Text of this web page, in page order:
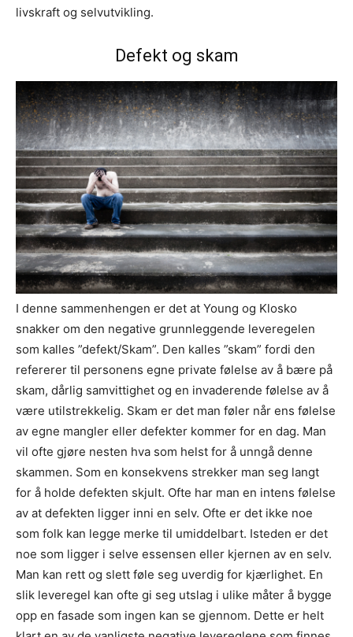
livskraft og selvutvikling.
Defekt og skam
I denne sammenhengen er det at Young og Klosko
snakker om den negative grunnleggende leveregelen
som kalles ”defekt/Skam”. Den kalles ”skam” fordi den
refererer til personens egne private følelse av å bære på
skam, dårlig samvittighet og en invaderende følelse av å
være utilstrekkelig. Skam er det man føler når ens følelse
av egne mangler eller defekter kommer for en dag. Man
vil ofte gjøre nesten hva som helst for å unngå denne
skammen. Som en konsekvens strekker man seg langt
for å holde defekten skjult. Ofte har man en intens følelse
av at defekten ligger inni en selv. Ofte er det ikke noe
som folk kan legge merke til umiddelbart. Isteden er det
noe som ligger i selve essensen eller kjernen av en selv.
Man kan rett og slett føle seg uverdig for kjærlighet. En
slik leveregel kan ofte gi seg utslag i ulike måter å bygge
opp en fasade som ingen kan se gjennom. Dette er helt